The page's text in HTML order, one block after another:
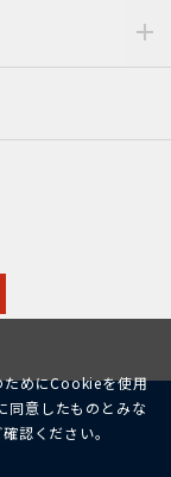
ためにCookieを使用
同意したものとみな
認ください。